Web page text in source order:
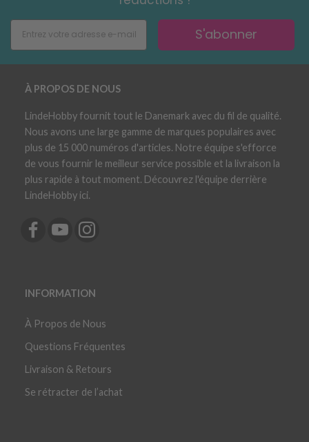
S'abonner
À PROPOS DE NOUS
LindeHobby fournit tout le Danemark avec du fil de qualité.
Nous avons une large gamme de marques populaires avec
plus de 15 000 numéros d'articles. Notre équipe s'efforce
de vous fournir le meilleur service possible et la livraison la
plus rapide à tout moment. Découvrez l'équipe derrière
LindeHobby ici.
INFORMATION
À Propos de Nous
Questions Fréquentes
Livraison & Retours
Se rétracter de l’achat